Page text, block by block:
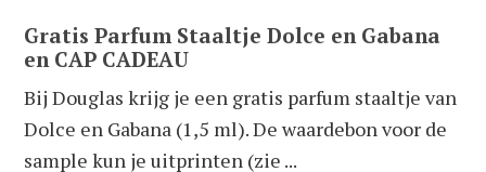
Gratis Parfum Staaltje Dolce en Gabana
en CAP CADEAU
Bij Douglas krijg je een gratis parfum staaltje van
Dolce en Gabana (1,5 ml). De waardebon voor de
sample kun je uitprinten (zie ...